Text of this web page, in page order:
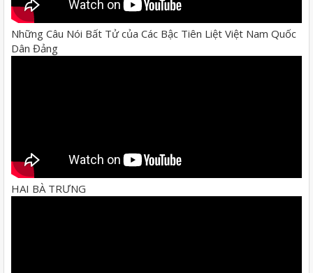
Những Câu Nói Bất Tử của Các Bậc Tiên Liệt Việt Nam Quốc
Dân Đảng
HAI BÀ TRƯNG